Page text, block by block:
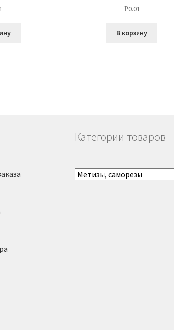
Р0.01
В корзину
Категории товаров